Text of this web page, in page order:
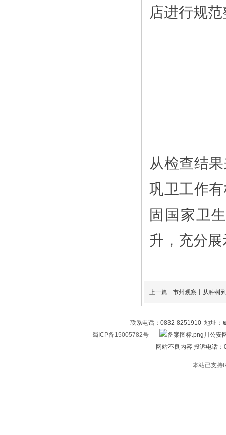
店进行规
从检查结
巩卫工作
固国家卫
升，充分
上一篇 市州观察丨从种树到赏
联系电话：0832-8251910 地址
蜀ICP备15005782号
川公安
网站不良内容 投诉电话
本站已支持